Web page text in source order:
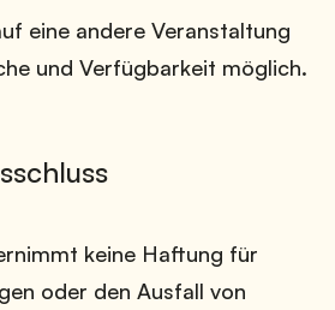
eine andere Veranstaltung
und Verfügbarkeit möglich.
keine Haftung für
oder den Ausfall von